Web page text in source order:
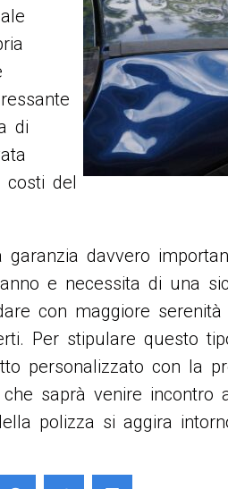
di
costi del
garanzia davvero
e necessita di una
con maggiore
Per stipulare questo
personalizzato con la
saprà venire incontro
polizza si aggira